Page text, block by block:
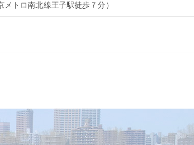
トロ南北線王子駅徒歩７分）